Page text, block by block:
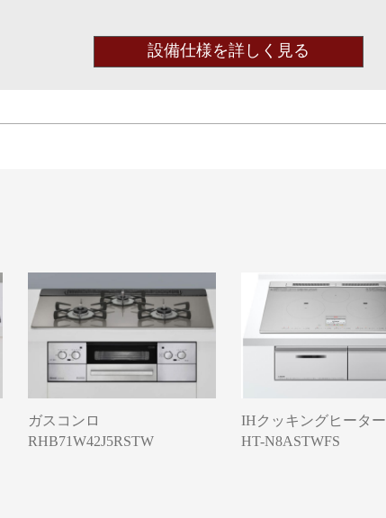
設備仕様を詳しく見る
ガスコンロ
RHB71W42J5RSTW
IHクッキングヒーター
HT-N8ASTWFS